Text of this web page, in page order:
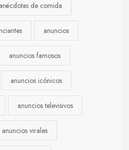
anécdotas de comida
anuncios
anuncios famosos
anuncios icónicos
anuncios televisivos
anuncios virales